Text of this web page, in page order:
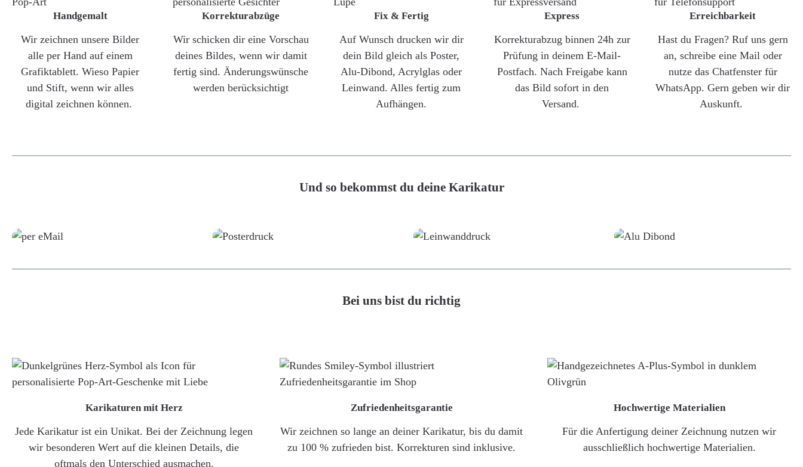
Handgemalt
Wir zeichnen unsere Bilder
alle per Hand auf einem
Grafiktablett. Wieso Papier
und Stift, wenn wir alles
digital zeichnen können.
Korrekturabzüge
Wir schicken dir eine Vorschau
deines Bildes, wenn wir damit
fertig sind. Änderungswünsche
werden berücksichtigt
Fix & Fertig
Auf Wunsch drucken wir dir
dein Bild gleich als Poster,
Alu-Dibond, Acrylglas oder
Leinwand. Alles fertig zum
Aufhängen.
Express
Korrekturabzug binnen 24h zur
Prüfung in deinem E-Mail-
Postfach. Nach Freigabe kann
das Bild sofort in den
Versand.
Erreichbarkeit
Hast du Fragen? Ruf uns gern
an, schreibe eine Mail oder
nutze das Chatfenster für
WhatsApp. Gern geben wir dir
Auskunft.
Und so bekommst du deine Karikatur
Bei uns bist du richtig
Karikaturen mit Herz
Jede Karikatur ist ein Unikat. Bei der Zeichnung legen
wir besonderen Wert auf die kleinen Details, die
oftmals den Unterschied ausmachen.
Zufriedenheitsgarantie
Wir zeichnen so lange an deiner Karikatur, bis du damit
zu 100 % zufrieden bist. Korrekturen sind inklusive.
Hochwertige Materialien
Für die Anfertigung deiner Zeichnung nutzen wir
ausschließlich hochwertige Materialien.